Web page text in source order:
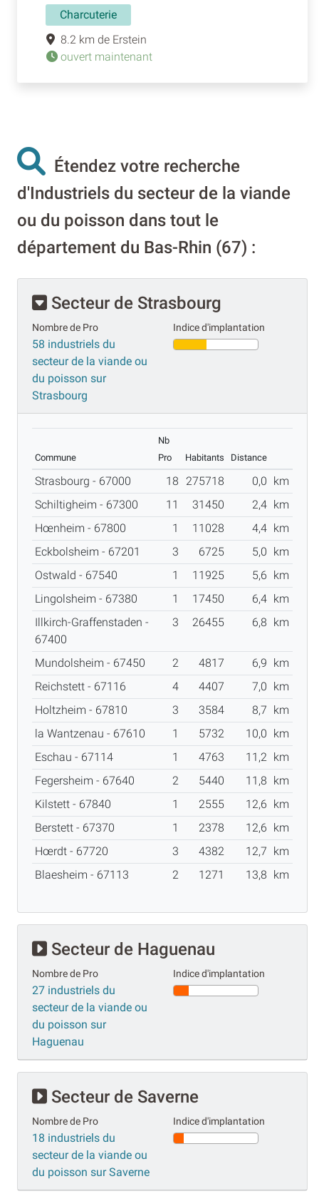
Charcuterie
8.2 km de Erstein
ouvert maintenant
Étendez votre recherche
d'Industriels du secteur de la viande
ou du poisson dans tout le
département du Bas-Rhin (67) :
Secteur de Strasbourg
Nombre de Pro
58 industriels du
secteur de la viande ou
du poisson sur
Strasbourg
Indice d'implantation
Commune
Nb
Pro
Habitants Distance
Strasbourg - 67000 18 275718 0,0 km
Schiltigheim - 67300
11 31450 2,4 km
Hœnheim - 67800
1 11028 4,4 km
Eckbolsheim - 67201
3 6725 5,0 km
Ostwald - 67540
1 11925 5,6 km
Lingolsheim - 67380
1 17450 6,4 km
Illkirch-Graffenstaden -
67400
3 26455 6,8 km
Mundolsheim - 67450 2 4817 6,9 km
Reichstett - 67116
4 4407 7,0 km
Holtzheim - 67810
3 3584 8,7 km
la Wantzenau - 67610
1 5732 10,0 km
Eschau - 67114
1 4763 11,2 km
Fegersheim - 67640
2 5440 11,8 km
Kilstett - 67840
1 2555 12,6 km
Berstett - 67370
1 2378 12,6 km
Hœrdt - 67720
3 4382 12,7 km
Blaesheim - 67113
2 1271 13,8 km
Secteur de Haguenau
Nombre de Pro
27 industriels du
secteur de la viande ou
du poisson sur
Haguenau
Indice d'implantation
Secteur de Saverne
Nombre de Pro
18 industriels du
secteur de la viande ou
du poisson sur Saverne
Indice d'implantation